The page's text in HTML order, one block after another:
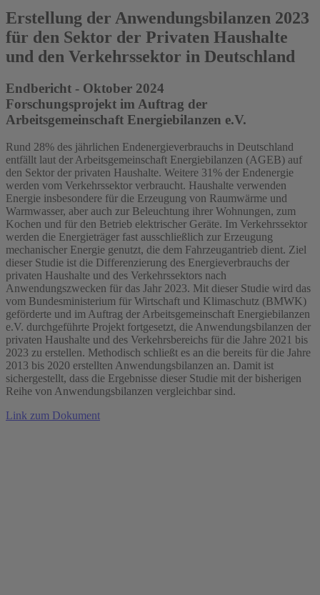
Erstellung der Anwendungsbilanzen 2023
für den Sektor der Privaten Haushalte
und den Verkehrssektor in Deutschland
Endbericht - Oktober 2024
Forschungsprojekt im Auftrag der
Arbeitsgemeinschaft Energiebilanzen e.V.
Rund 28% des jährlichen Endenergieverbrauchs in Deutschland
entfällt laut der Arbeitsgemeinschaft Energiebilanzen (AGEB) auf
den Sektor der privaten Haushalte. Weitere 31% der Endenergie
werden vom Verkehrssektor verbraucht. Haushalte verwenden
Energie insbesondere für die Erzeugung von Raumwärme und
Warmwasser, aber auch zur Beleuchtung ihrer Wohnungen, zum
Kochen und für den Betrieb elektrischer Geräte. Im Verkehrssektor
werden die Energieträger fast ausschließlich zur Erzeugung
mechanischer Energie genutzt, die dem Fahrzeugantrieb dient. Ziel
dieser Studie ist die Differenzierung des Energieverbrauchs der
privaten Haushalte und des Verkehrssektors nach
Anwendungszwecken für das Jahr 2023. Mit dieser Studie wird das
vom Bundesministerium für Wirtschaft und Klimaschutz (BMWK)
geförderte und im Auftrag der Arbeitsgemeinschaft Energiebilanzen
e.V. durchgeführte Projekt fortgesetzt, die Anwendungsbilanzen der
privaten Haushalte und des Verkehrsbereichs für die Jahre 2021 bis
2023 zu erstellen. Methodisch schließt es an die bereits für die Jahre
2013 bis 2020 erstellten Anwendungsbilanzen an. Damit ist
sichergestellt, dass die Ergebnisse dieser Studie mit der bisherigen
Reihe von Anwendungsbilanzen vergleichbar sind.
Link zum Dokument